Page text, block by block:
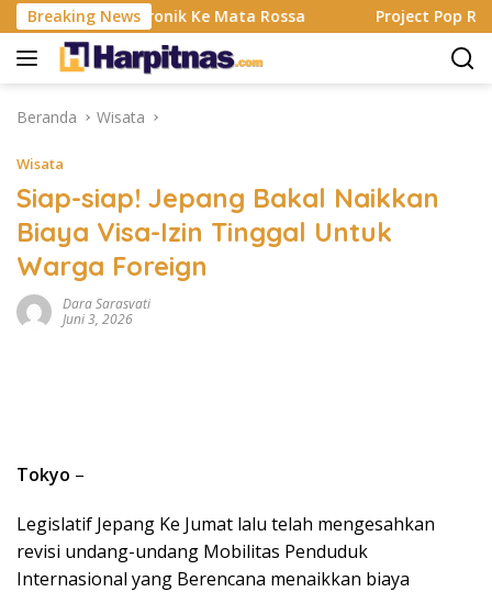
Langsung
ke
konten
Breaking News
Elektronik Ke Mata Rossa Project Pop Rayakan
Beranda Wisata
Wisata
Siap-siap! Jepang Bakal Naikkan
Biaya Visa-Izin Tinggal Untuk
Warga Foreign
Dara Sarasvati
Juni 3, 2026
Tokyo –
Legislatif Jepang Ke Jumat lalu telah mengesahkan
revisi undang-undang Mobilitas Penduduk
Internasional yang Berencana menaikkan biaya